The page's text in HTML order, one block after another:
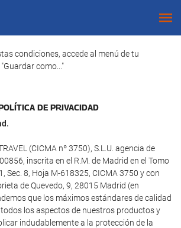
condiciones, accede al menú de tu
como..."
DE PRIVACIDAD
(CICMA nº 3750), S.L.U. agencia de
inscrita en el R.M. de Madrid en el Tomo
Sec. 8, Hoja M-618325, CICMA 3750 y con
de Quevedo, 9, 28015 Madrid (en
que los máximos estándares de calidad
los aspectos de nuestros productos y
indudablemente a la protección de la